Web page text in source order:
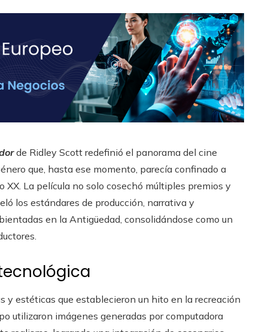
de Ridley Scott redefinió el panorama del cine
que, hasta ese momento, parecía confinado a
XX. La película no solo cosechó múltiples premios y
los estándares de producción, narrativa y
en la Antigüedad, consolidándose como un
y estéticas que establecieron un hito en la recreación
utilizaron imágenes generadas por computadora